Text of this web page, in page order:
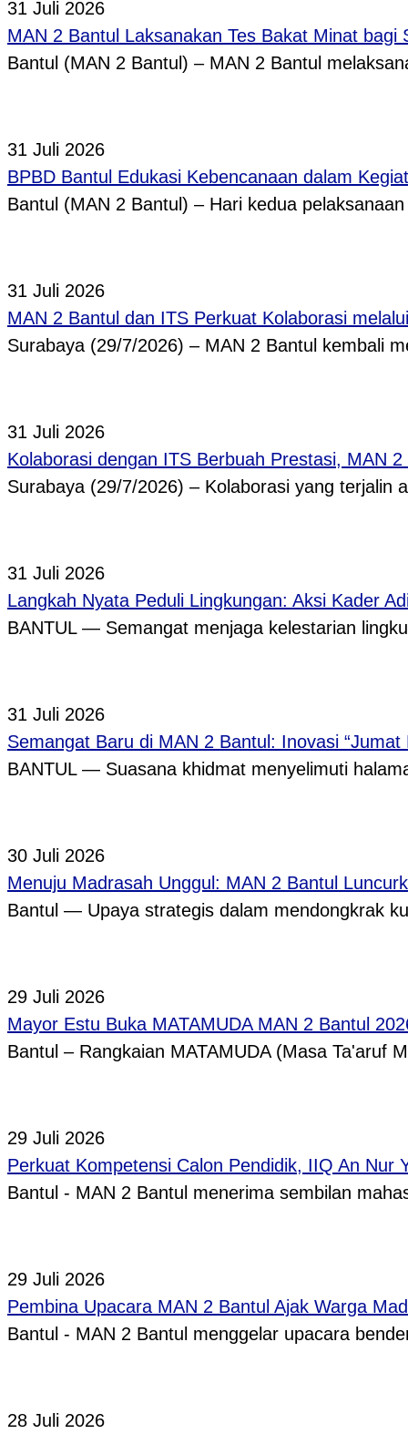
31 Juli 2026
MAN 2 Bantul Laksanakan Tes Bakat Minat bagi
Bantul (MAN 2 Bantul) – MAN 2 Bantul
31 Juli 2026
BPBD Bantul Edukasi Kebencanaan dalam
Bantul (MAN 2 Bantul) – Hari kedua
31 Juli 2026
MAN 2 Bantul dan ITS Perkuat Kolaborasi
Surabaya (29/7/2026) – MAN 2 Bantul kembali
31 Juli 2026
Kolaborasi dengan ITS Berbuah Prestasi, MAN
Surabaya (29/7/2026) – Kolaborasi yang terjalin
31 Juli 2026
Langkah Nyata Peduli Lingkungan: Aksi Kader
BANTUL — Semangat menjaga kelestarian
31 Juli 2026
Semangat Baru di MAN 2 Bantul: Inovasi
BANTUL — Suasana khidmat menyelimuti
30 Juli 2026
Menuju Madrasah Unggul: MAN 2 Bantul
Bantul — Upaya strategis dalam mendongkrak
29 Juli 2026
Mayor Estu Buka MATAMUDA MAN 2 Bantul
Bantul – Rangkaian MATAMUDA (Masa Ta'aruf
29 Juli 2026
Perkuat Kompetensi Calon Pendidik, IIQ An Nur
Bantul - MAN 2 Bantul menerima sembilan
29 Juli 2026
Pembina Upacara MAN 2 Bantul Ajak Warga
Bantul - MAN 2 Bantul menggelar upacara
28 Juli 2026